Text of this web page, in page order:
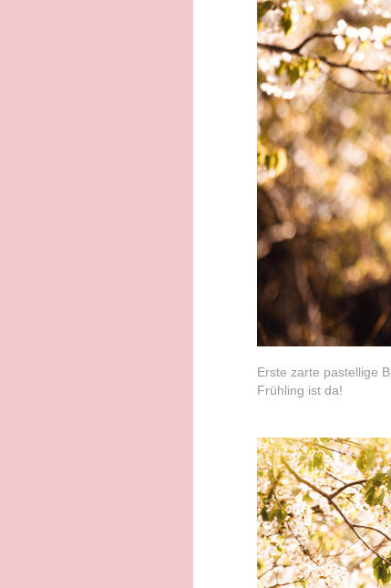
Erste zarte pastellige
Frühling ist da!